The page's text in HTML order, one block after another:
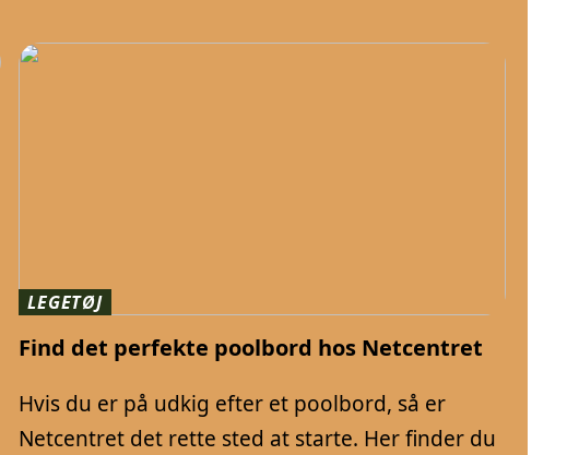
LEGETØJ
Find det perfekte poolbord hos Netcentret
Hvis du er på udkig efter et poolbord, så er
Netcentret det rette sted at starte. Her finder du